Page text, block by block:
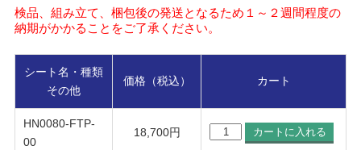
検品、組み立て、梱包後の発送となるため１～２週間程度の
納期がかかることをご了承ください。
シート名・種類
その他
価格（税込） カート
HN0080-FTP-
00
18,700円